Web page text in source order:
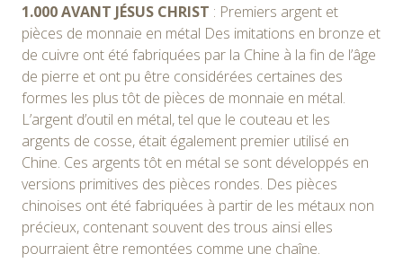
1.000 AVANT JÉSUS CHRIST : Premiers argent et
pièces de monnaie en métal Des imitations en bronze et
de cuivre ont été fabriquées par la Chine à la fin de l’âge
de pierre et ont pu être considérées certaines des
formes les plus tôt de pièces de monnaie en métal.
L’argent d’outil en métal, tel que le couteau et les
argents de cosse, était également premier utilisé en
Chine. Ces argents tôt en métal se sont développés en
versions primitives des pièces rondes. Des pièces
chinoises ont été fabriquées à partir de les métaux non
précieux, contenant souvent des trous ainsi elles
pourraient être remontées comme une chaîne.